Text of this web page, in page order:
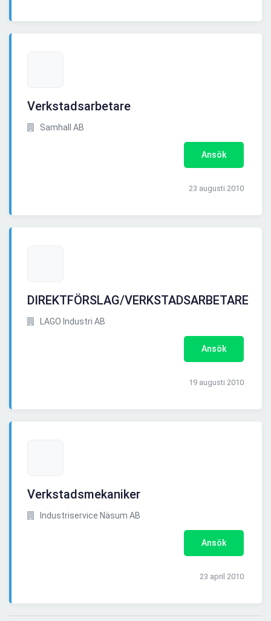
Verkstadsarbetare
Samhall AB
Ansök
23 augusti 2010
DIREKTFÖRSLAG/VERKSTADSARBETARE
LAGO Industri AB
Ansök
19 augusti 2010
Verkstadsmekaniker
Industriservice Näsum AB
Ansök
23 april 2010